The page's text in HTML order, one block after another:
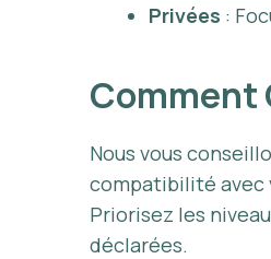
Privées :
Comment
Nous vous
compatibilité avec
Priorisez les
déclarées.